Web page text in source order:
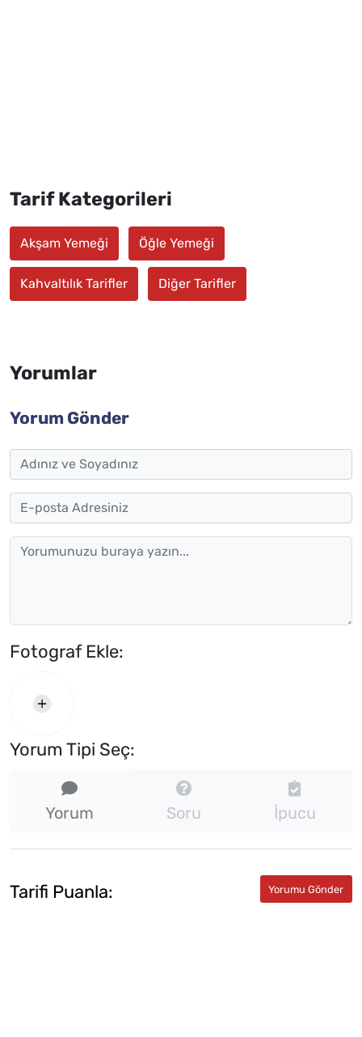
Tarif Kategorileri
Akşam Yemeği Öğle Yemeği
Kahvaltılık Tarifler Diğer Tarifler
Yorumlar
Yorum Gönder
Fotograf Ekle:
Yorum Tipi Seç:
Yorum Soru İpucu
Tarifi Puanla: